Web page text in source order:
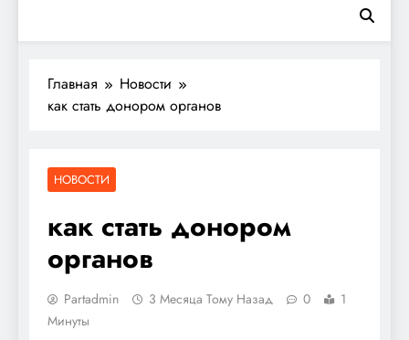
Главная
Новости
как стать донором органов
НОВОСТИ
как стать донором
органов
Partadmin 3 Месяца Тому Назад 0
1
Минуты